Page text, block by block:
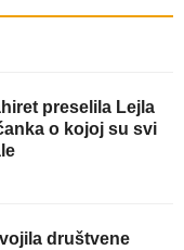
preselila Lejla
o kojoj su svi
društvene